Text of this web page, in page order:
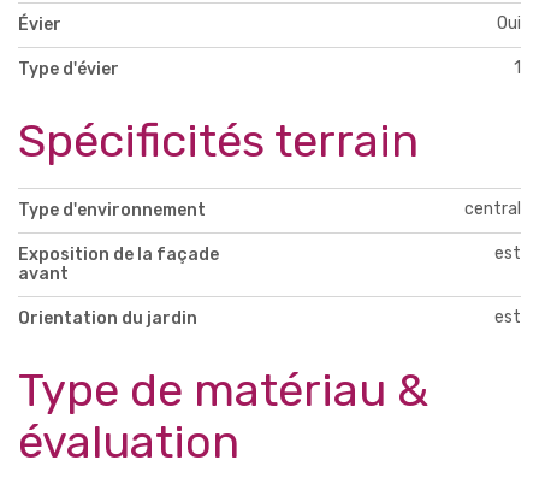
Évier Oui
Type d'évier 1
Spécificités terrain
Type d'environnement central
Exposition de la façade
avant
est
Orientation du jardin est
Type de matériau &
évaluation